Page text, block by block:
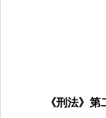
《刑法》第